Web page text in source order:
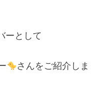
ーとして
さんをご紹介しま